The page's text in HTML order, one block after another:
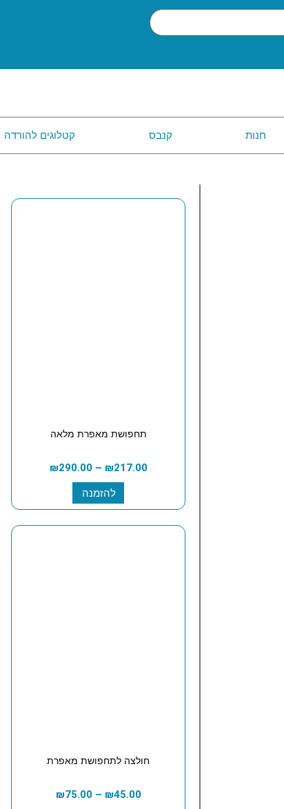
חנות קנבס קטלוגים להורדה
תחפושת מאפרת מלאה
₪217.00
–
₪290.00
להזמנה
חולצה לתחפושת מאפרת
₪45.00
–
₪75.00